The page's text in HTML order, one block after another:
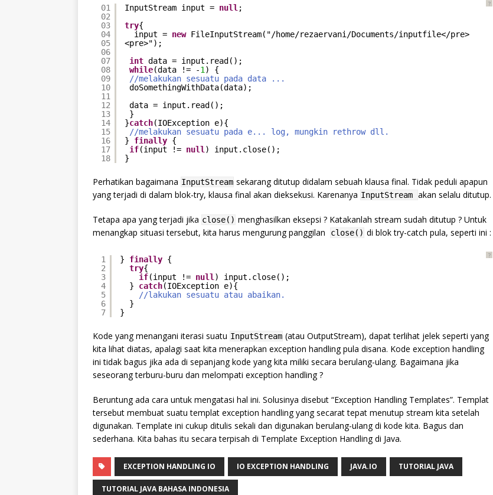
?
01
02
03
04
05
06
07
08
09
10
11
12
13
14
15
16
17
18
InputStream input = null;
try{
input = new FileInputStream("/home/rezaervani/Documents/inputfile</pre>
<pre>");
int data = input.read();
while(data != -1) {
//melakukan sesuatu pada data ...
doSomethingWithData(data);
data = input.read();
}
}catch(IOException e){
//melakukan sesuatu pada e... log, mungkin rethrow dll.
} finally {
if(input != null) input.close();
}
Perhatikan bagaimana InputStream sekarang ditutup didalam sebuah klausa final. Tidak peduli apapun
yang terjadi di dalam blok-try, klausa final akan dieksekusi. Karenanya InputStream akan selalu ditutup.
Tetapa apa yang terjadi jika close() menghasilkan eksepsi ? Katakanlah stream sudah ditutup ? Untuk
menangkap situasi tersebut, kita harus mengurung panggilan
close() di blok try-catch pula, seperti ini :
?
1
2
3
4
5
6
7
} finally {
try{
if(input != null) input.close();
} catch(IOException e){
//lakukan sesuatu atau abaikan.
}
}
Kode yang menangani iterasi suatu InputStream (atau OutputStream), dapat terlihat jelek seperti yang
kita lihat diatas, apalagi saat kita menerapkan exception handling pula disana. Kode exception handling
ini tidak bagus jika ada di sepanjang kode yang kita miliki secara berulang-ulang. Bagaimana jika
seseorang terburu-buru dan melompati exception handling ?
Beruntung ada cara untuk mengatasi hal ini. Solusinya disebut “Exception Handling Templates”. Templat
tersebut membuat suatu templat exception handling yang secarat tepat menutup stream kita setelah
digunakan. Template ini cukup ditulis sekali dan digunakan berulang-ulang di kode kita. Bagus dan
sederhana. Kita bahas itu secara terpisah di Template Exception Handling di Java.
EXCEPTION HANDLING IO IO EXCEPTION HANDLING JAVA.IO TUTORIAL JAVA
TUTORIAL JAVA BAHASA INDONESIA